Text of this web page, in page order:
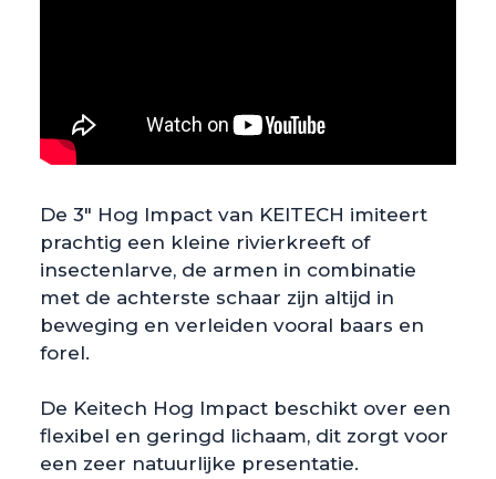
De 3″ Hog Impact van KEITECH imiteert
prachtig een kleine rivierkreeft of
insectenlarve, de armen in combinatie
met de achterste schaar zijn altijd in
beweging en verleiden vooral baars en
forel.
De Keitech Hog Impact beschikt over een
flexibel en geringd lichaam, dit zorgt voor
een zeer natuurlijke presentatie.